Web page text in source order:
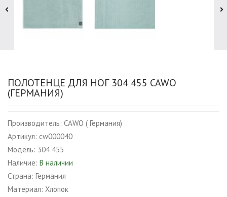
ПОЛОТЕНЦЕ ДЛЯ НОГ 304 455 CAWO
(ГЕРМАНИЯ)
Производитель: CAWO ( Германия)
Артикул: cw000040
Модель: 304 455
Наличие: В наличии
Страна: Германия
Материал: Хлопок